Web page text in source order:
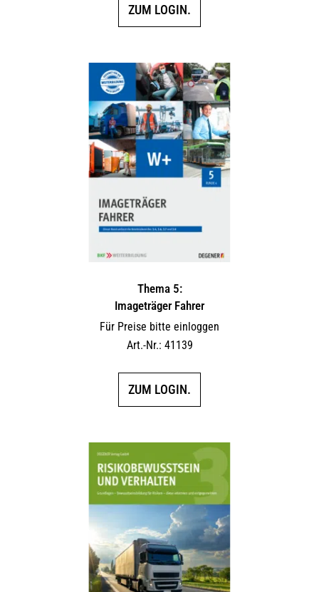
ZUM LOGIN.
Thema 5:
Imageträger Fahrer
Für Preise bitte einloggen
Art.-Nr.: 41139
ZUM LOGIN.